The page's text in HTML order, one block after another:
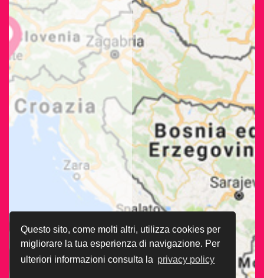
Questo sito, come molti altri, utilizza cookies per
migliorare la tua esperienza di navigazione. Per
ulteriori informazioni consulta la privacy policy